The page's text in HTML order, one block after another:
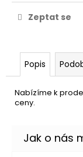
Zeptat se
Popis
Nabízíme k
ceny.